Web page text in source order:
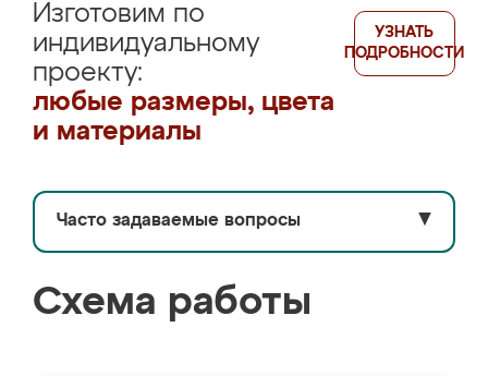
Изготовим по
индивидуальному
проекту:
любые размеры, цвета
и материалы
УЗНАТЬ
ПОДРОБНОСТИ
Часто задаваемые вопросы ▼
Схема работы